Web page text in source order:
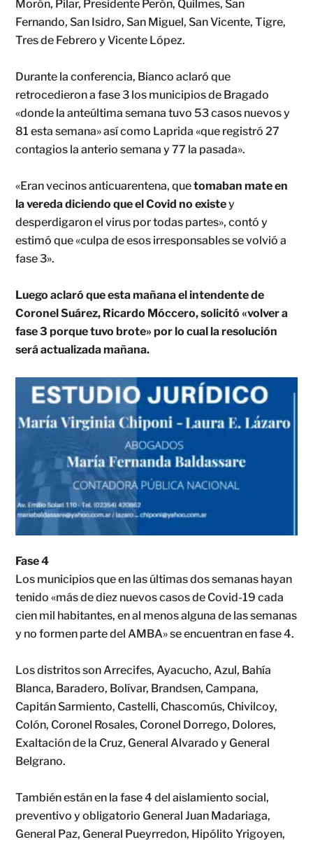
Morón, Pilar, Presidente Perón, Quilmes, San
Fernando, San Isidro, San Miguel, San Vicente, Tigre,
Tres de Febrero y Vicente López.
Durante la conferencia, Bianco aclaró que
retrocedieron a fase 3 los municipios de Bragado
«donde la anteúltima semana tuvo 53 casos nuevos y
81 esta semana» así como Laprida «que registró 27
contagios la anterio semana y 77 la pasada».
«Eran vecinos anticuarentena, quetomaban mate en
la vereda diciendo que el Covid no existey
desperdigaron el virus por todas partes», contó y
estimó que «culpa de esos irresponsables se volvió a
fase 3».
Luego aclaró que esta mañana el intendente de
Coronel Suárez, Ricardo Móccero, solicitó «volver a
fase 3 porque tuvo brote» por lo cual la resolución
será actualizada mañana.
Fase 4
Los municipios que en las últimas dos semanas hayan
tenido «más de diez nuevos casos de Covid-19 cada
cien mil habitantes, en al menos alguna de las semanas
y no formen parte del AMBA» se encuentran en fase 4.
Los distritos son Arrecifes, Ayacucho, Azul, Bahía
Blanca, Baradero, Bolívar, Brandsen, Campana,
Capitán Sarmiento, Castelli, Chascomús, Chivilcoy,
Colón, Coronel Rosales, Coronel Dorrego, Dolores,
Exaltación de la Cruz, General Alvarado y General
Belgrano.
También están en la fase 4 del aislamiento social,
preventivo y obligatorio General Juan Madariaga,
General Paz, General Pueyrredon, Hipólito Yrigoyen,